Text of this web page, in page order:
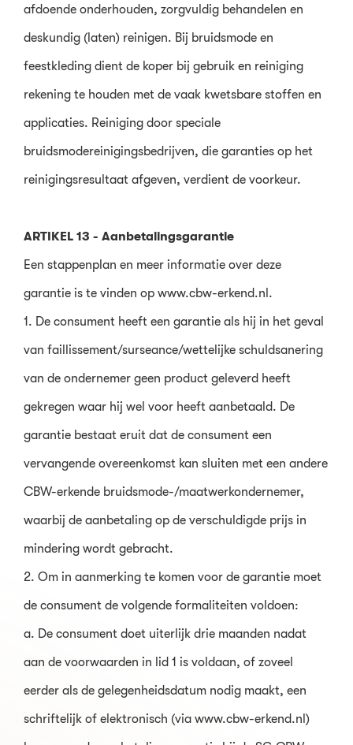
afdoende onderhouden, zorgvuldig behandelen en
deskundig (laten) reinigen. Bij bruidsmode en
feestkleding dient de koper bij gebruik en reiniging
rekening te houden met de vaak kwetsbare stoffen en
applicaties. Reiniging door speciale
bruidsmodereinigingsbedrijven, die garanties op het
reinigingsresultaat afgeven, verdient de voorkeur.
ARTIKEL 13 - Aanbetalingsgarantie
Een stappenplan en meer informatie over deze
garantie is te vinden op www.cbw-erkend.nl.
1. De consument heeft een garantie als hij in het geval
van faillissement/surseance/wettelijke schuldsanering
van de ondernemer geen product geleverd heeft
gekregen waar hij wel voor heeft aanbetaald. De
garantie bestaat eruit dat de consument een
vervangende overeenkomst kan sluiten met een andere
CBW-erkende bruidsmode-/maatwerkondernemer,
waarbij de aanbetaling op de verschuldigde prijs in
mindering wordt gebracht.
2. Om in aanmerking te komen voor de garantie moet
de consument de volgende formaliteiten voldoen:
a. De consument doet uiterlijk drie maanden nadat
aan de voorwaarden in lid 1 is voldaan, of zoveel
eerder als de gelegenheidsdatum nodig maakt, een
schriftelijk of elektronisch (via www.cbw-erkend.nl)